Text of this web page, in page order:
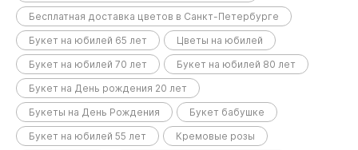
Бесплатная доставка цветов в Санкт-Петербурге
Букет на юбилей 65 лет
Цветы на юбилей
Букет на юбилей 70 лет
Букет на юбилей 80 лет
Букет на День рождения 20 лет
Букеты на День Рождения
Букет бабушке
Букет на юбилей 55 лет
Кремовые розы